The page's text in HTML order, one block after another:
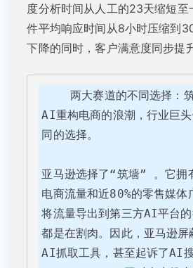
度分析时间从人工的23天缩短至
件平均响应时间从8小时压缩到
下降的同时，客户满意度同步提升
    两大赛道的不同选择：筑墙与借力面对
AI重构电商的浪潮，行业巨
同的选择。
亚马逊选择了“筑墙” 。它拥
电商流量和近80%的零售媒体
将流量导出到第三方AI平台
都是在割肉。因此，亚马逊屏
AI抓取工具，甚至起诉了AI